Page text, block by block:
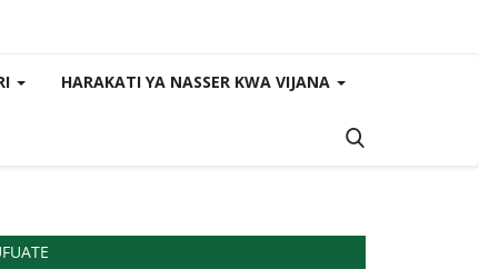
HARAKATI YA NASSER KWA VIJANA